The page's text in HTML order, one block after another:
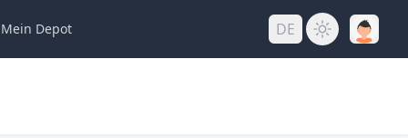
Mein Depot DE